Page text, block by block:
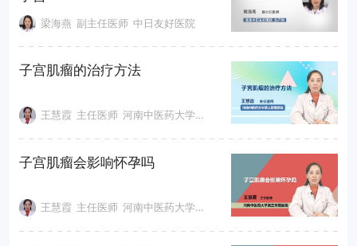
梁海燕 副主任医师 中日友好医院
子宫肌瘤的治疗方法
王慧霞 主任医师 河南中医药大学第三附属医院
子宫肌瘤会影响怀孕吗
王慧霞 主任医师 河南中医药大学第三附属医院